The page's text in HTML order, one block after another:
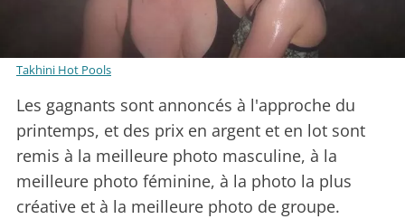
Takhini Hot Pools
Les gagnants sont annoncés à l'approche du
printemps, et des prix en argent et en lot sont
remis à la meilleure photo masculine, à la
meilleure photo féminine, à la photo la plus
créative et à la meilleure photo de groupe.